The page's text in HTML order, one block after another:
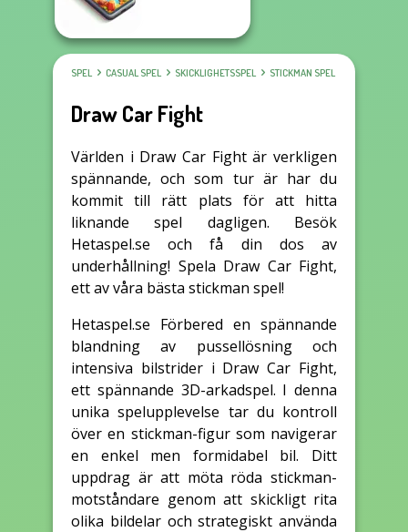
SPEL CASUAL SPEL SKICKLIGHETSSPEL STICKMAN SPEL
Draw Car Fight
Världen i Draw Car Fight är verkligen
spännande, och som tur är har du
kommit till rätt plats för att hitta
liknande spel dagligen. Besök
Hetaspel.se och få din dos av
underhållning! Spela Draw Car Fight,
ett av våra bästa stickman spel!
Hetaspel.se Förbered en spännande
blandning av pussellösning och
intensiva bilstrider i Draw Car Fight,
ett spännande 3D-arkadspel. I denna
unika spelupplevelse tar du kontroll
över en stickman-figur som navigerar
en enkel men formidabel bil. Ditt
uppdrag är att möta röda stickman-
motståndare genom att skickligt rita
olika bildelar och strategiskt använda